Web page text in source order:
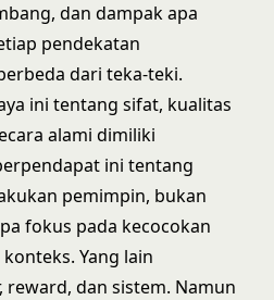
dan dampak apa
pendekatan
dari teka-teki.
ini tentang sifat, kualitas
alami dimiliki
ini tentang
pemimpin, bukan
fokus pada kecocokan
Yang lain
dan sistem. Namun